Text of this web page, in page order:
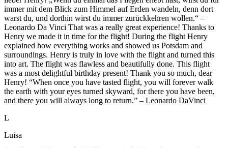
immer mit dem Blick zum Himmel auf Erden wandeln, denn dort
warst du, und dorthin wirst du immer zurückkehren wollen.“ –
Leonardo Da Vinci That was a really great experience! Thanks to
Henry we made it in time for the flight! During the flight Henry
explained how everything works and showed us Potsdam and
surroundings. Henry is truly in love with the flight and turned this
into art. The flight was flawless and beautifully done. This flight
was a most delightful birthday present! Thank you so much, dear
Henry! “When once you have tasted flight, you will forever walk
the earth with your eyes turned skyward, for there you have been,
and there you will always long to return.” – Leonardo DaVinci
L
Luisa